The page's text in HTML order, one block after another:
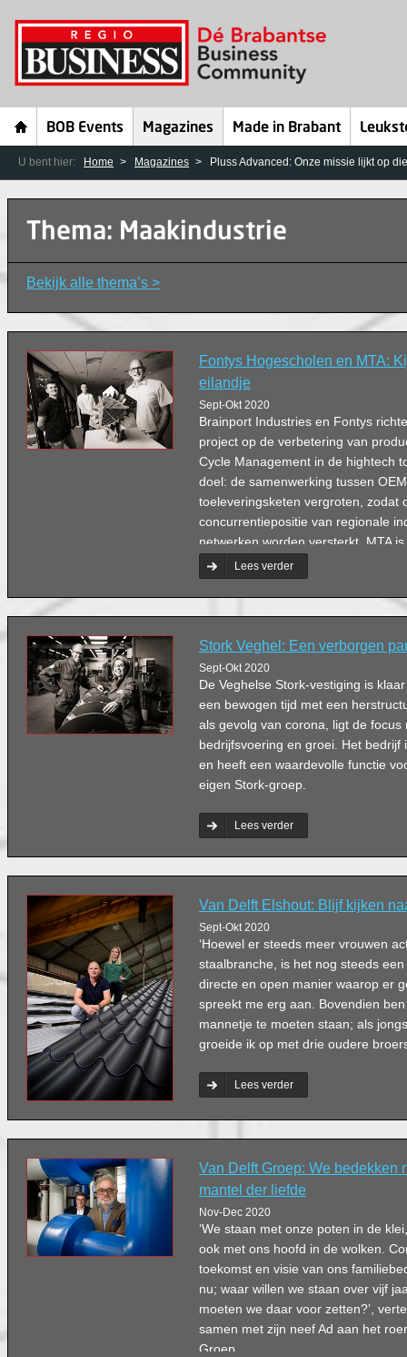
BOB Events Magazines Made in Brabant
U bent hier: Home Magazines Pluss Advanced: Onze missie lijkt op
Thema: Maakindustrie
Bekijk alle thema’s >
Fontys Hogescholen en MTA:
eilandje
Sept-Okt 2020
Brainport Industries en Fontys
project op de verbetering van
Cycle Management in de hightech
doel: de samenwerking tussen
toeleveringsketen vergroten, zodat
concurrentiepositie van regionale
netwerken worden versterkt. MTA
aan het project.
Lees verder
Stork Veghel: Een verborgen
Sept-Okt 2020
De Veghelse Stork-vestiging is
een bewogen tijd met een
als gevolg van corona, ligt de
bedrijfsvoering en groei. Het bedrijf
en heeft een waardevolle functie
eigen Stork-groep.
Lees verder
Van Delft Elshout: Blijf kijken
Sept-Okt 2020
‘Hoewel er steeds meer vrouwen
staalbranche, is het nog steeds
directe en open manier waarop er
spreekt me erg aan. Bovendien
mannetje te moeten staan; als
groeide ik op met drie oudere
Lees verder
Van Delft Groep: We bedekken
mantel der liefde
Nov-Dec 2020
‘We staan met onze poten in de
ook met ons hoofd in de wolken.
toekomst en visie van ons
nu; waar willen we staan over vijf
moeten we daar voor zetten?’,
samen met zijn neef Ad aan het
Groep.